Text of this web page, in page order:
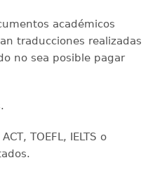
académicos
traducciones realizadas
no sea posible pagar
TOEFL, IELTS o